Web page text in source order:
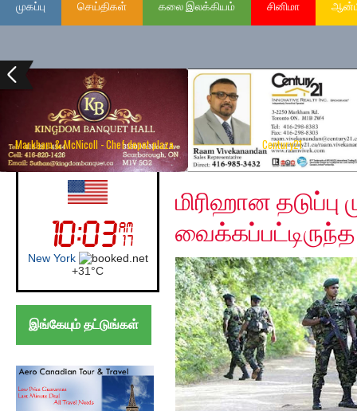
முகப்பு செய்திகள் கலை இலக்கியம் சினிமா
Markham & McNicoll - Chef depot plaza Century21
UK (London)
London
+27°C
இங்கேயும் தட்டுங்கள்
Friday, December 6,
மிரிஹான தடுப்பு